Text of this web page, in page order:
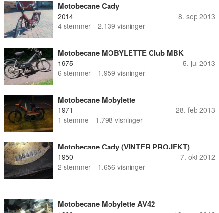
Motobecane Cady
2014
4 stemmer - 2.139 visninger
8. sep 2013
Motobecane MOBYLETTE Club MBK
1975
6 stemmer - 1.959 visninger
5. jul 2013
Motobecane Mobylette
1971
1 stemme - 1.798 visninger
28. feb 2013
Motobecane Cady (VINTER PROJEKT)
1950
2 stemmer - 1.656 visninger
7. okt 2012
Motobecane Mobylette AV42